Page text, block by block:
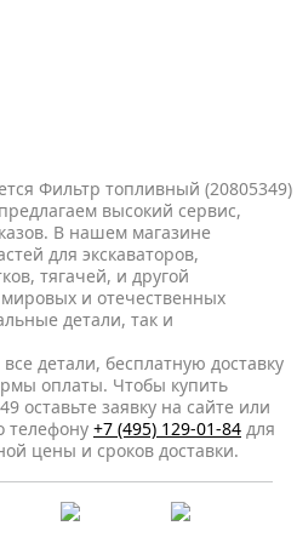
Фильтр топливный (20805349)
высокий сервис,
В нашем магазине
для экскаваторов,
тягачей, и другой
и отечественных
детали, так и
детали, бесплатную доставку
оплаты. Чтобы купить
оставьте заявку на сайте или
телефону +7 (495) 129-01-84 для
цены и сроков доставки.